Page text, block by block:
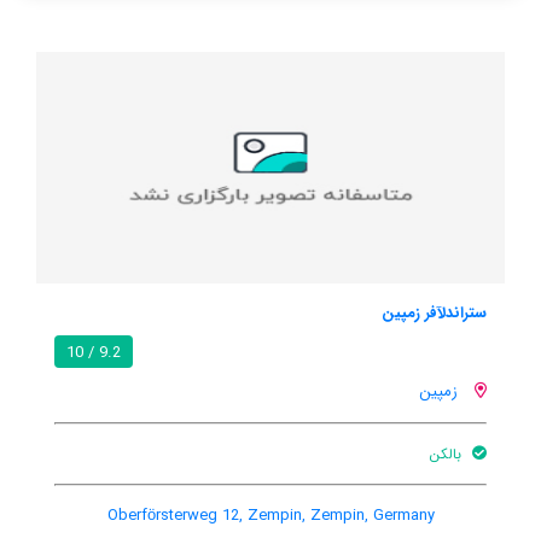
اوستسیپارک زمپین
12, Zempin, Zempin, Germany, 17459